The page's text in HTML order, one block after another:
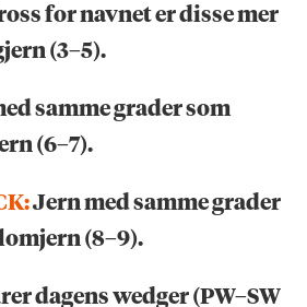
for navnet er disse mer
(3–5).
samme grader som
(6–7).
Jern med samme grader
(8–9).
dagens wedger (PW–SW